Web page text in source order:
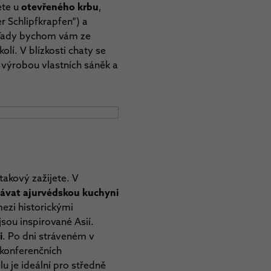
u otevřeného krbu,
Schlipfkrapfen“) a
bychom vám ze
V blízkosti chaty se
vlastních sáněk a
zažijete. V
ajurvédskou kuchyni
historickými
inspirované Asií.
. Po dni stráveném v
je ideální pro středně